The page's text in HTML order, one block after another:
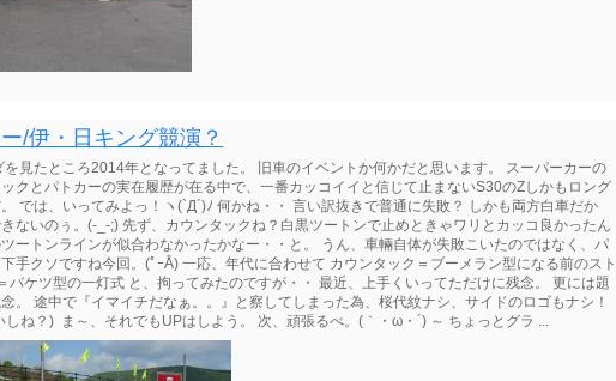
/伊・日キング競演？
見たところ2014年となってました。 旧車のイベントか何かだと思います。 スーパーカーの
クとパトカーの実在履歴が在る中で、一番カッコイイと信じて止まないS30のZしかもロング
では、いってみよっ！ヽ(`Д´)ﾉ 何かね・・ 言い訳抜きで普通に失敗？ しかも両方白車だか
ないのぅ。(-_-;) 先ず、カウンタックね？白黒ツートンで止めときゃワリとカッコ良かったん
ートンラインが似合わなかったかなー・・と。 うん、車輛自体が失敗こいたのではなく、パ
手クソですね今回。(ﾟｰÅ) 一応、年代に合わせて カウンタック＝ブーメラン型になる前のスト
バケツ型の一灯式 と、拘ってみたのですが・・ 最近、上手くいってただけに残念。 更には題
。 途中で『イマイチだなぁ。。』と察してしまった為、桜代紋ナシ、サイドのロゴもナシ！
しね？) ま～、それでもUPはしよう。 次、頑張るべ。(｀・ω・´) ～ ちょっとグラ ...